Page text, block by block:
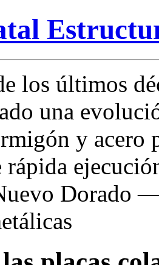
los últimos
una
y acero
Dorado